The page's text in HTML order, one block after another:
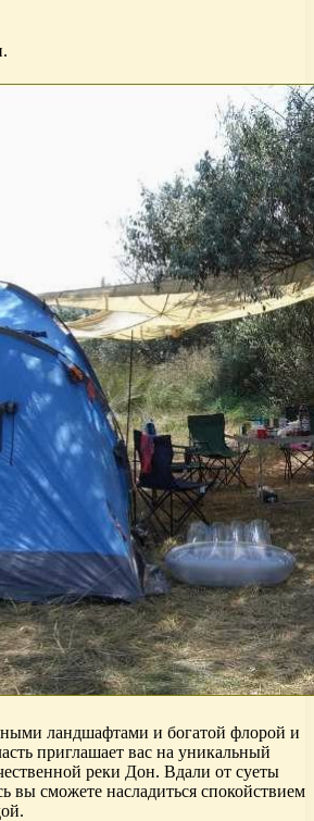
ландшафтами и богатой флорой и
приглашает вас на уникальный
реки Дон. Вдали от суеты
вы сможете насладиться спокойствием